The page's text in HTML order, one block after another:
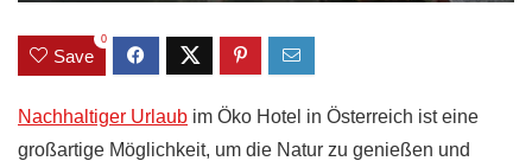
Save
0
Nachhaltiger Urlaub im Öko Hotel in Österreich ist eine
großartige Möglichkeit, um die Natur zu genießen und